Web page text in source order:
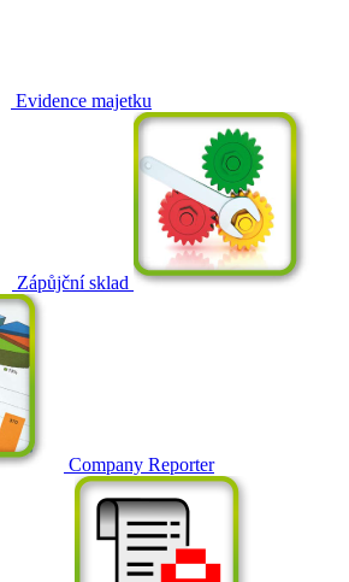
Evidence majetku
Zápůjční sklad
Company Reporter